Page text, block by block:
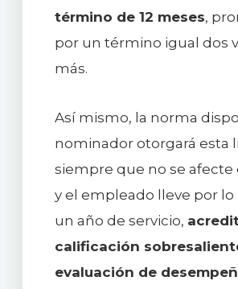
término de 12 meses,
por un término igual dos
más.
Así mismo, la norma
nominador otorgará esta
siempre que no se afecte
y el empleado lleve por
un año de servicio,
calificación
evaluación de